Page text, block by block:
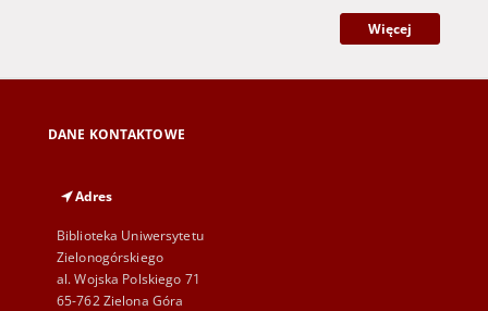
Więcej
DANE KONTAKTOWE
Adres
Biblioteka Uniwersytetu
Zielonogórskiego
al. Wojska Polskiego 71
65-762 Zielona Góra